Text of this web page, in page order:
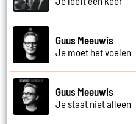
Guus Meeuwis
Je moet het voelen
Guus Meeuwis
Je staat niet alleen